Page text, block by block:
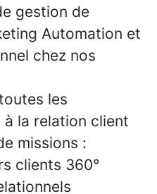
gestion de
Automation et
chez nos
les
la relation client
missions :
clients 360°